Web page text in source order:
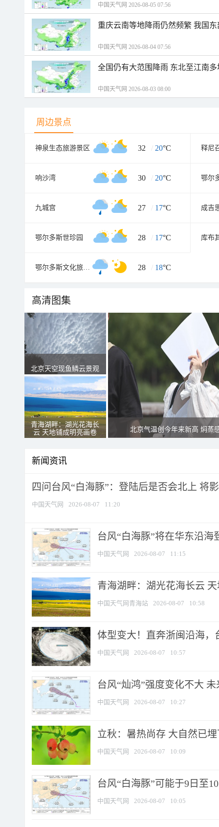
中国天气网 2026-08-05 07:56
重庆云南等地降雨仍然频繁 我国
中国天气网 2026-08-04 07:56
全国仍有大范围降雨 东北至江南
中国天气网 2026-08-03 08:00
周边景点
神泉生态旅游景区 32 / 20°C 释尼
响沙湾 30 / 20°C
九城宫 27 / 17°C 成吉
鄂尔多斯世珍园 28 / 17°C
鄂尔多斯文化旅游村 28 / 18°C
高清图集
北京天空现鱼鳞云景观
青海湖畔：湖光花海长
云 天地铺成明亮画卷
北京气温创今年来新高 焖蒸
新闻资讯
四问台风“白海豚”：登陆后是否会北上 将
中国天气网 2026-08-07 11:20
台风“白海豚”将在华东沿
中国天气网 2026-08-07 11:15
青海湖畔：湖光花海长云
中国天气网青海站 2026-08-07 10:58
体型变大！直奔浙闽沿海，
中国天气网 2026-08-07 10:57
台风“灿鸿”强度变化不大
中国天气网 2026-08-07 10:27
立秋：暑热尚存 大自然已
中国天气网 2026-08-07 10:09
台风“白海豚”可能于9日至
中国天气网 2026-08-07 10:05